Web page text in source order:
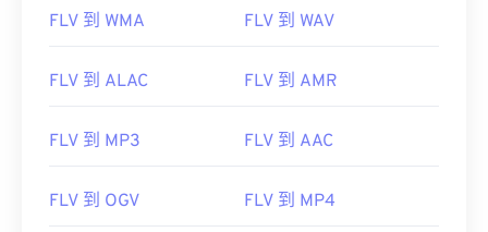
FLV 到 WMA FLV 到 WAV
FLV 到 ALAC FLV 到 AMR
FLV 到 MP3 FLV 到 AAC
FLV 到 OGV FLV 到 MP4